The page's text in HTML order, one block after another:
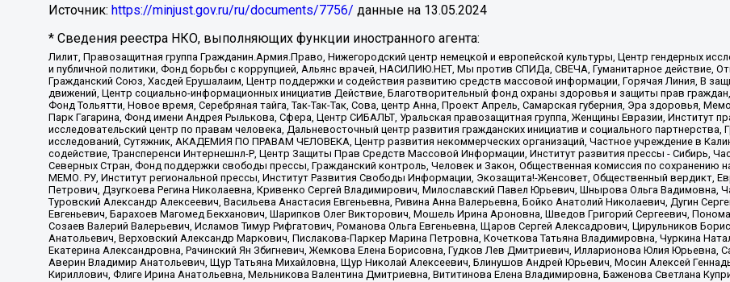
Источник: https://minjust.gov.ru/ru/documents/7756/ данные на 13.05.2024
* Сведения реестра НКО, выполняющих функции иностранного агента:
Лилит, Правозащитная группа Гражданин.Армия.Право, Нижегородский центр немецкой и европейской культуры, Центр гендерных
и публичной политики, Фонд борьбы с коррупцией, Альянс врачей, НАСИЛИЮ.НЕТ, Мы против СПИДа, СВЕЧА, Гуманитарное действие,
Гражданский Союз, Хасдей Ерушалаим, Центр поддержки и содействия развитию средств массовой информации, Горячая Линия, В
движений, Центр социально-информационных инициатив Действие, Благотворительный фонд охраны здоровья и защиты прав
Фонд Тольятти, Новое время, Серебряная тайга, Так-Так-Так, Сова, центр Анна, Проект Апрель, Самарская губерния, Эра здоровья,
Парк Гагарина, Фонд имени Андрея Рылькова, Сфера, Центр СИБАЛЬТ, Уральская правозащитная группа, Женщины Евразии, Институт
исследовательский центр по правам человека, Дальневосточный центр развития гражданских инициатив и социального
исследований, Сутяжник, АКАДЕМИЯ ПО ПРАВАМ ЧЕЛОВЕКА, Центр развития некоммерческих организаций, Частное учреждение в
содействие, Трансперенси Интернешнл-Р, Центр Защиты Прав Средств Массовой Информации, Институт развития прессы - Сибирь,
Северных Стран, Фонд поддержки свободы прессы, Гражданский контроль, Человек и Закон, Общественная комиссия по сохранению
МЕМО. РУ, Институт региональной прессы, Институт Развития Свободы Информации, Экозащита!-Женсовет, Общественный вердикт,
Петрович, Дзугкоева Регина Николаевна, Кривенко Сергей Владимирович, Милославский Павел Юрьевич, Шнырова Ольга
Туровский Александр Алексеевич, Васильева Анастасия Евгеньевна, Ривина Анна Валерьевна, Бойко Анатолий Николаевич, Дугин
Евгеньевич, Барахоев Магомед Бекханович, Шарипков Олег Викторович, Мошель Ирина Ароновна, Шведов Григорий Сергеевич,
Созаев Валерий Валерьевич, Исламов Тимур Рифгатович, Романова Ольга Евгеньевна, Щаров Сергей Алексадрович, Цирульников
Анатольевич, Верховский Александр Маркович, Пислакова-Паркер Марина Петровна, Кочеткова Татьяна Владимировна, Чуркина
Екатерина Александровна, Рачинский Ян Збигневич, Жемкова Елена Борисовна, Гудков Лев Дмитриевич, Илларионова Юлия Юрьевна,
Аверин Владимир Анатольевич, Щур Татьяна Михайловна, Щур Николай Алексеевич, Блинушов Андрей Юрьевич, Мосин Алексей
Кириллович, Флиге Ирина Анатольевна, Мельникова Валентина Дмитриевна, Вититинова Елена Владимировна, Баженова Светлана